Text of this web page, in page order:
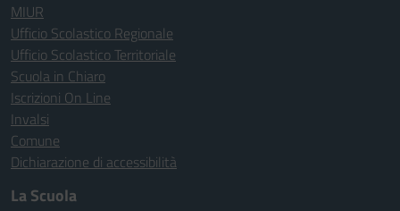
MIUR
Ufficio Scolastico Regionale
Ufficio Scolastico Territoriale
Scuola in Chiaro
Iscrizioni On Line
Invalsi
Comune
Dichiarazione di accessibilità
La Scuola